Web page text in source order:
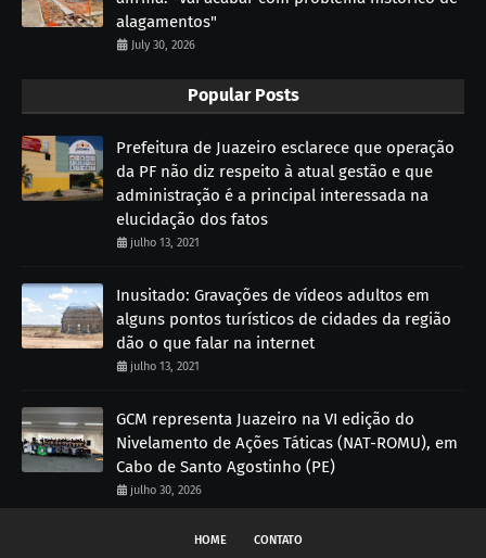
alagamentos"
July 30, 2026
Popular Posts
Prefeitura de Juazeiro esclarece que operação
da PF não diz respeito à atual gestão e que
administração é a principal interessada na
elucidação dos fatos
julho 13, 2021
Inusitado: Gravações de vídeos adultos em
alguns pontos turísticos de cidades da região
dão o que falar na internet
julho 13, 2021
GCM representa Juazeiro na VI edição do
Nivelamento de Ações Táticas (NAT-ROMU), em
Cabo de Santo Agostinho (PE)
julho 30, 2026
HOME CONTATO